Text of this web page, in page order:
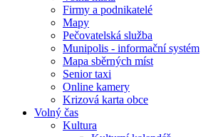
Firmy a podnikatelé
Mapy
Pečovatelská služba
Munipolis - informační systém
Mapa sběrných míst
Senior taxi
Online kamery
Krizová karta obce
Volný čas
Kultura